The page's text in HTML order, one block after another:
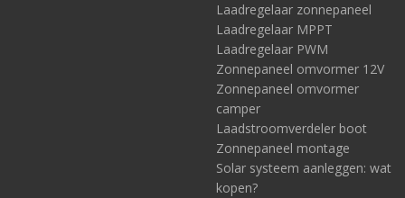
Laadregelaar zonnepaneel
Laadregelaar MPPT
Laadregelaar PWM
Zonnepaneel omvormer 12V
Zonnepaneel omvormer
camper
Laadstroomverdeler boot
Zonnepaneel montage
Solar systeem aanleggen: wat
kopen?